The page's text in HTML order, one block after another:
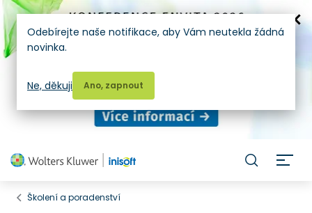
Školení a poradenství
Odebírejte naše notifikace, aby Vám neutekla žádná
novinka.
Ano, zapnout
Ne, děkuji